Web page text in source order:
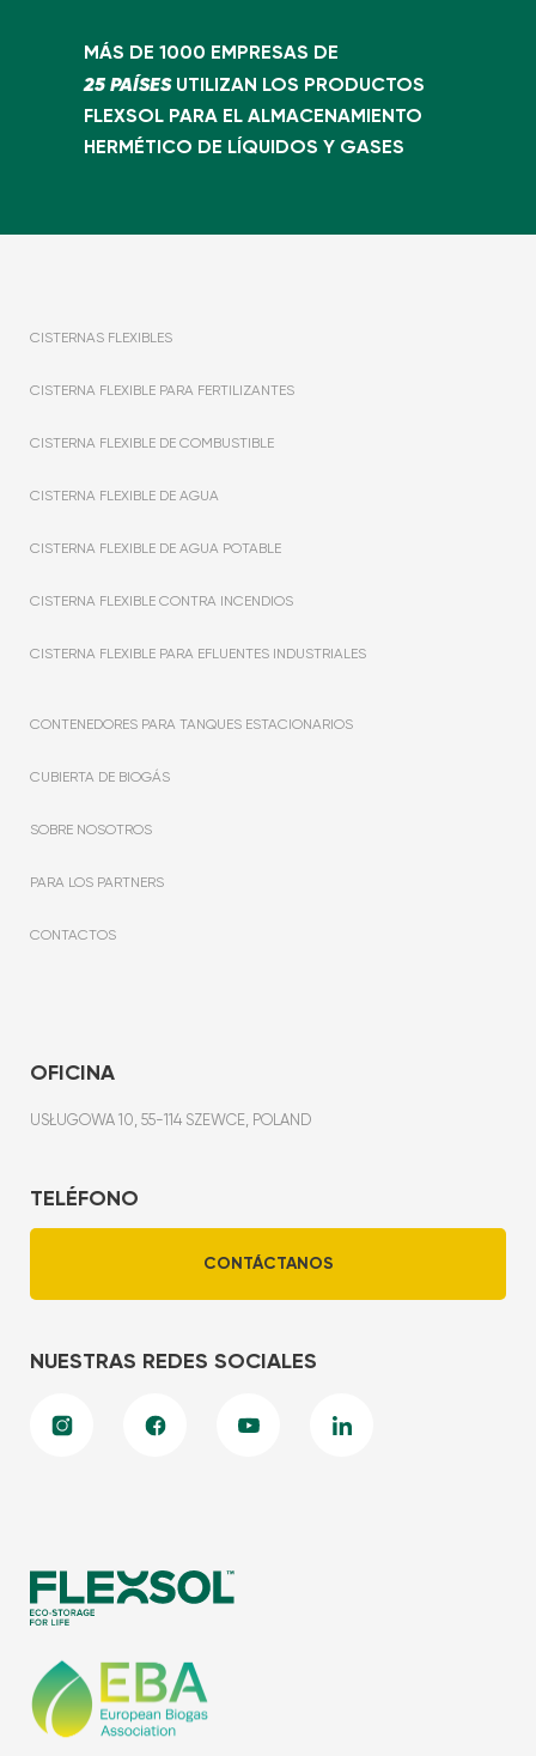
MÁS DE 1000 EMPRESAS DE
25 PAÍSESUTILIZAN LOS PRODUCTOS
FLEXSOL PARA EL ALMACENAMIENTO
HERMÉTICO DE LÍQUIDOS Y GASES
CISTERNAS FLEXIBLES
CISTERNA FLEXIBLE PARA FERTILIZANTES
CISTERNA FLEXIBLE DE COMBUSTIBLE
CISTERNA FLEXIBLE DE AGUA
CISTERNA FLEXIBLE DE AGUA POTABLE
CISTERNA FLEXIBLE CONTRA INCENDIOS
CISTERNA FLEXIBLE PARA EFLUENTES INDUSTRIALES
CONTENEDORES PARA TANQUES ESTACIONARIOS
CUBIERTA DE BIOGÁS
SOBRE NOSOTROS
PARA LOS PARTNERS
CONTACTOS
OFICINA
USŁUGOWA 10, 55-114 SZEWCE, POLAND
TELÉFONO
CONTÁCTANOS
NUESTRAS REDES SOCIALES